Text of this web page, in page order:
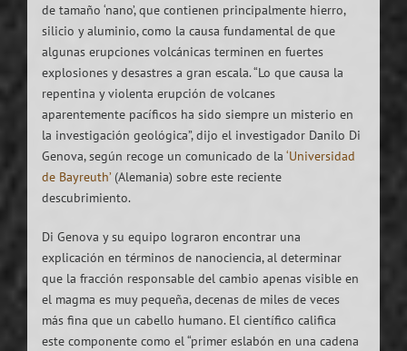
de tamaño ‘nano’, que contienen principalmente hierro,
silicio y aluminio, como la causa fundamental de que
algunas erupciones volcánicas terminen en fuertes
explosiones y desastres a gran escala. “Lo que causa la
repentina y violenta erupción de volcanes
aparentemente pacíficos ha sido siempre un misterio en
la investigación geológica”, dijo el investigador Danilo Di
Genova, según recoge un comunicado de la ‘Universidad
de Bayreuth’(Alemania) sobre este reciente
descubrimiento.
Di Genova y su equipo lograron encontrar una
explicación en términos de nanociencia, al determinar
que la fracción responsable del cambio apenas visible en
el magma es muy pequeña, decenas de miles de veces
más fina que un cabello humano. El científico califica
este componente como el “primer eslabón en una cadena